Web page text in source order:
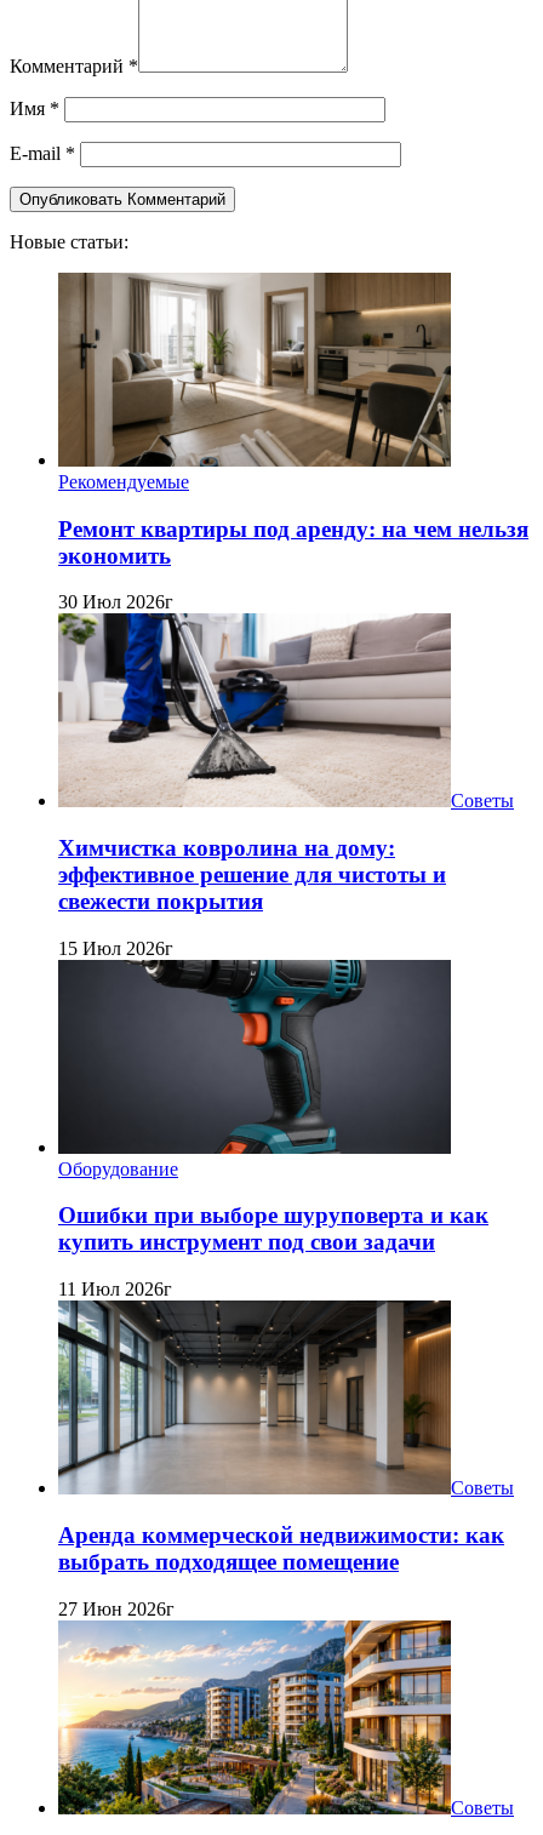
Комментарий *
Имя *
E-mail *
Новые статьи:
Рекомендуемые
Ремонт квартиры под аренду: на чем нельзя
экономить
30 Июл 2026г
Советы
Химчистка ковролина на дому:
эффективное решение для чистоты и
свежести покрытия
15 Июл 2026г
Оборудование
Ошибки при выборе шуруповерта и как
купить инструмент под свои задачи
11 Июл 2026г
Советы
Аренда коммерческой недвижимости: как
выбрать подходящее помещение
27 Июн 2026г
Советы